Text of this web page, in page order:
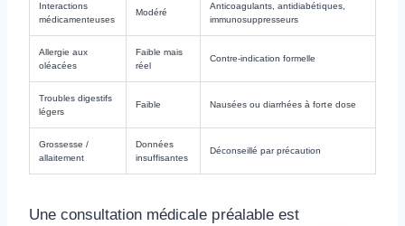
Interactions
médicamenteuses
Modéré
Anticoagulants, antidiabétiques,
immunosuppresseurs
Allergie aux
oléacées
Faible mais
réel
Contre-indication formelle
Troubles digestifs
légers
Faible Nausées ou diarrhées à forte dose
Grossesse /
allaitement
Données
insuffisantes
Déconseillé par précaution
Une consultation médicale préalable est